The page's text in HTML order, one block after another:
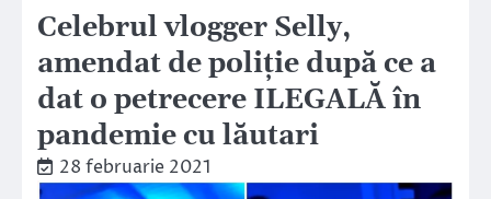
Celebrul vlogger Selly,
amendat de poliție după ce a
dat o petrecere ILEGALĂ în
pandemie cu lăutari
28 februarie 2021